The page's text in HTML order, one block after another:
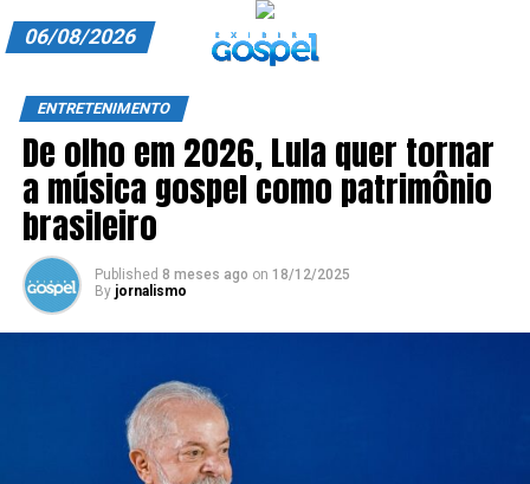
ANUNCIE CONOSCO
ASSINE
CARRINHO
EDITORIAL
FINALIZAR COMPRA
06/08/2026
ENTRETENIMENTO
De olho em 2026, Lula quer tornar
a música gospel como patrimônio
brasileiro
Published 8 meses ago on 18/12/2025
By jornalismo